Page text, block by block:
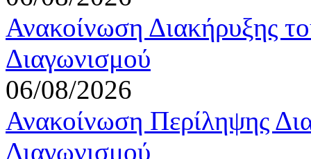
Ανακοίνωση Διακήρυξης
Διαγωνισμού
06/08/2026
Ανακοίνωση Περίληψης
Διαγωνισμού